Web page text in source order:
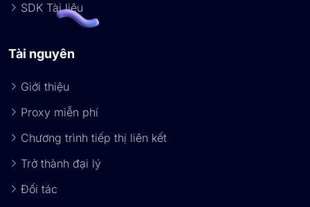
SDK Tài liệu
Tài nguyên
Giới thiệu
Proxy miễn phí
Chương trình tiếp thị liên kết
Trở thành đại lý
Đối tác